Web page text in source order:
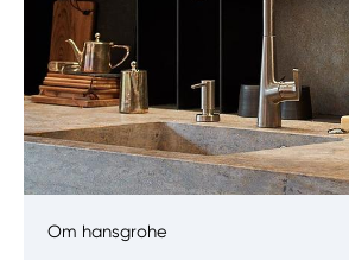
Manuellt Få hjälp
Välj tillvägagångssätt
Om hansgrohe